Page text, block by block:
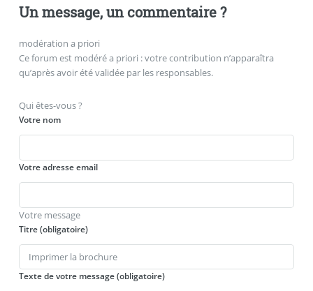
Un message, un commentaire ?
modération a priori
Ce forum est modéré a priori : votre contribution n’apparaîtra
qu’après avoir été validée par les responsables.
Qui êtes-vous ?
Votre nom
Votre adresse email
Votre message
Titre (obligatoire)
Texte de votre message (obligatoire)